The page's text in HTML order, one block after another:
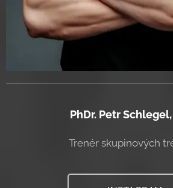
PhDr. Petr Schlegel,
Trenér skupinových